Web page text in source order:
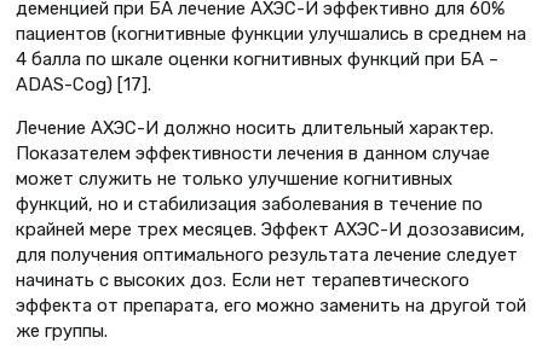
деменцией при БА лечение АХЭС-И эффективно для 60%
пациентов (когнитивные функции улучшались в среднем на
4 балла по шкале оценки когнитивных функций при БА –
ADAS-Cog) [17].
Лечение АХЭС-И должно носить длительный характер.
Показателем эффективности лечения в данном случае
может служить не только улучшение когнитивных
функций, но и стабилизация заболевания в течение по
крайней мере трех месяцев. Эффект АХЭС-И дозозависим,
для получения оптимального результата лечение следует
начинать с высоких доз. Если нет терапевтического
эффекта от препарата, его можно заменить на другой той
же группы.